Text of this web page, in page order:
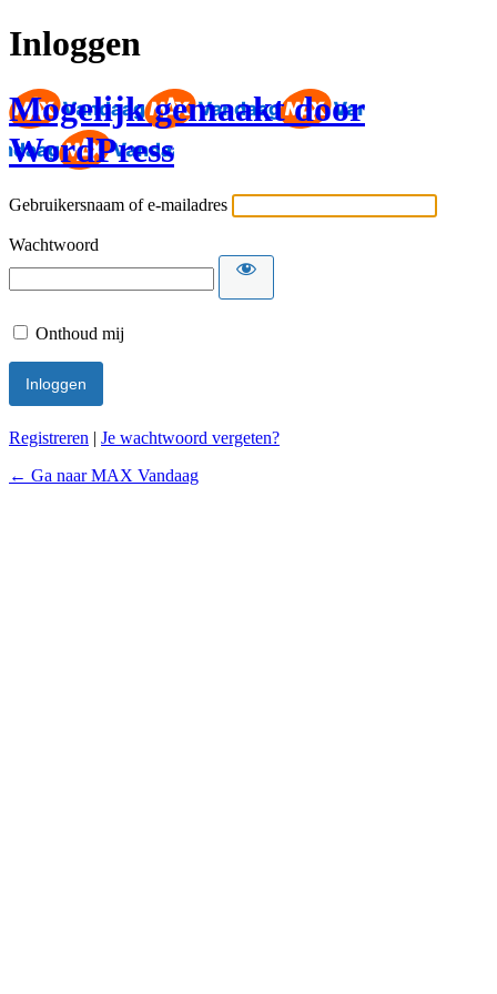
Inloggen
Mogelijk gemaakt door
WordPress
Gebruikersnaam of e-mailadres
Wachtwoord
Onthoud mij
Registreren | Je wachtwoord vergeten?
← Ga naar MAX Vandaag